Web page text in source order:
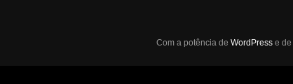
Com a potência de WordPress e de